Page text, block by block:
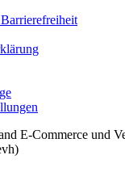
E-Commerce und